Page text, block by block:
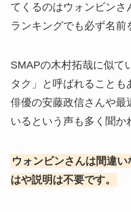
てくるのはウォンビン
ランキングでも必ず名前
SMAPの木村拓哉に似て
タク」と呼ばれることも
俳優の安藤政信さんや最
いるという声も多く聞か
ウォンビンさんは間違
はや説明は不要です。